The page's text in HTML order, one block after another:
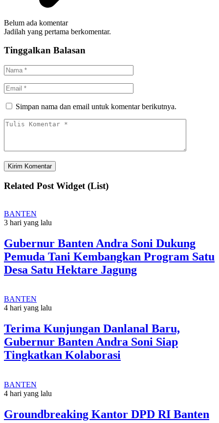
Belum ada komentar
Jadilah yang pertama berkomentar.
Tinggalkan Balasan
Simpan nama dan email untuk komentar berikutnya.
Related Post Widget (List)
BANTEN
3 hari yang lalu
Gubernur Banten Andra Soni Dukung
Pemuda Tani Kembangkan Program Satu
Desa Satu Hektare Jagung
BANTEN
4 hari yang lalu
Terima Kunjungan Danlanal Baru,
Gubernur Banten Andra Soni Siap
Tingkatkan Kolaborasi
BANTEN
4 hari yang lalu
Groundbreaking Kantor DPD RI Banten